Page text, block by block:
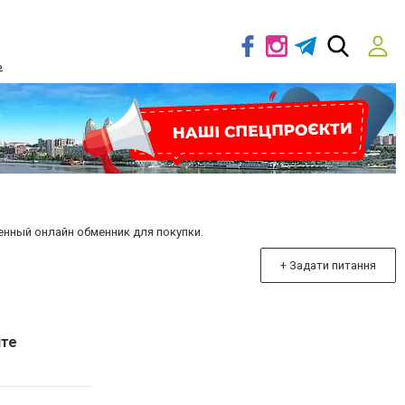
онлайн обменник для покупки.
+ Задати питання